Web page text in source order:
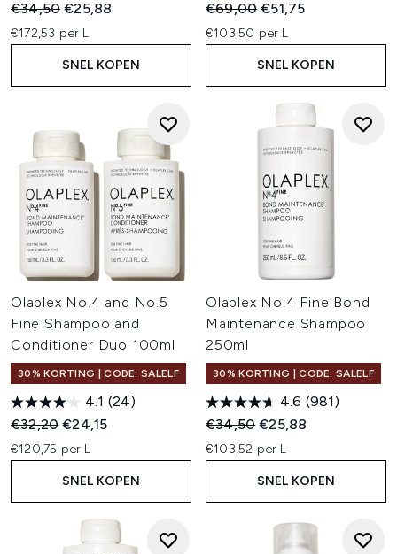
Recommended Retail Price:
€34,50Huidige prijs:
€25,88
€172,53 per L
SNEL KOPEN
Recommended Retail Price:
€69,00Huidige prijs:
€51,75
€103,50 per L
SNEL KOPEN
Olaplex No.4 and No.5
Fine Shampoo and
Conditioner Duo 100ml
30% KORTING | CODE: SALELF
4.1 (24)
Recommended Retail Price:
€32,20Huidige prijs:
€24,15
€120,75 per L
SNEL KOPEN
Olaplex No.4 Fine Bond
Maintenance Shampoo
250ml
30% KORTING | CODE: SALELF
4.6 (981)
Recommended Retail Price:
€34,50Huidige prijs:
€25,88
€103,52 per L
SNEL KOPEN